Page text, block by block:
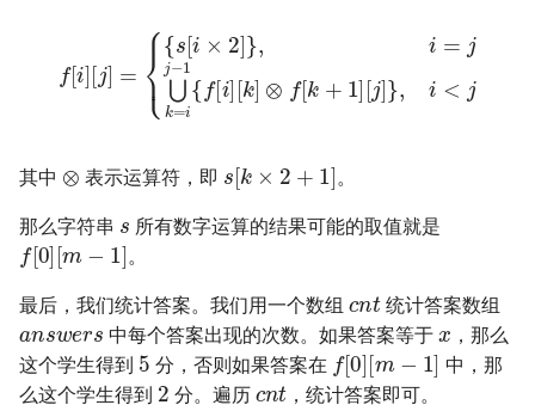
49. 丑数
50. 第一个只出现一次的字符
51. 数组中的逆序对
52. 两个链表的第一个公共节
点
53.1. 在排序数组中查找数字 I
53.2. ～ n-1 中缺失的数字
48. 序列化与反序列化二叉树
49. 从根节点到叶节点的路径
50. 向下的路径节点之和
51. 节点之和最大的路径
52. 展平二叉搜索树
53. 二叉搜索树中的中序后继
8.12. 八皇后
8.14. 布尔运算
10.1. 合并排序的数组
10.2. 变位词组
10.3. 搜索旋转数组
]= {{s i×2] i]
[k] ⊗ f[k
其中 表示运算符，即
[k 2 ]
。
那么字符串 所有数字运算的结果可能的取值就是
f[0][m−1]
。
最后，我们统计答案。我们用一个数组 统计答案数组
ans wers
中每个答案出现的次数。如果答案等于
x
，那么
这个学生得到
5
分，否则如果答案在
f[0][m−1]
中，那
么这个学生得到
2
分。遍历
cnt
，统计答案即可。